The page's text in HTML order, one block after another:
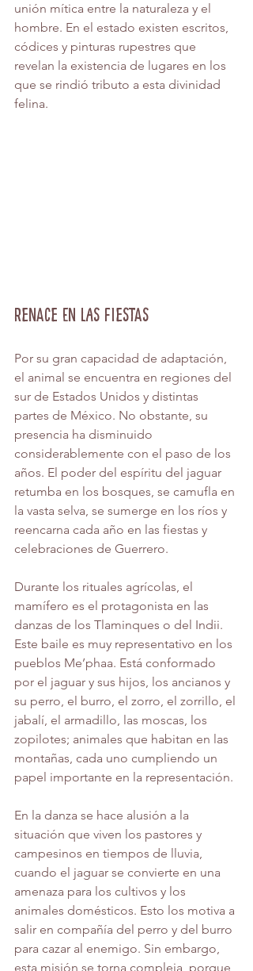
unión mítica entre la naturaleza y el
hombre. En el estado existen escritos,
códices y pinturas rupestres que
revelan la existencia de lugares en los
que se rindió tributo a esta divinidad
felina.
Renace en las fiestas
Por su gran capacidad de adaptación,
el animal se encuentra en regiones del
sur de Estados Unidos y distintas
partes de México. No obstante, su
presencia ha disminuido
considerablemente con el paso de los
años. El poder del espíritu del jaguar
retumba en los bosques, se camufla en
la vasta selva, se sumerge en los ríos y
reencarna cada año en las fiestas y
celebraciones de Guerrero.
Durante los rituales agrícolas, el
mamífero es el protagonista en las
danzas de los Tlaminques o del Indii.
Este baile es muy representativo en los
pueblos Me’phaa. Está conformado
por el jaguar y sus hijos, los ancianos y
su perro, el burro, el zorro, el zorrillo, el
jabalí, el armadillo, las moscas, los
zopilotes; animales que habitan en las
montañas, cada uno cumpliendo un
papel importante en la representación.
En la danza se hace alusión a la
situación que viven los pastores y
campesinos en tiempos de lluvia,
cuando el jaguar se convierte en una
amenaza para los cultivos y los
animales domésticos. Esto los motiva a
salir en compañía del perro y del burro
para cazar al enemigo. Sin embargo,
esta misión se torna compleja, porque